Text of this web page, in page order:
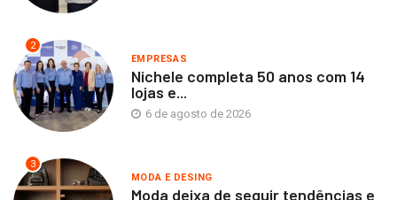
2
EMPRESAS
Nichele completa 50 anos com 14
lojas e...
6 de agosto de 2026
3
MODA E DESING
Moda deixa de seguir tendências e